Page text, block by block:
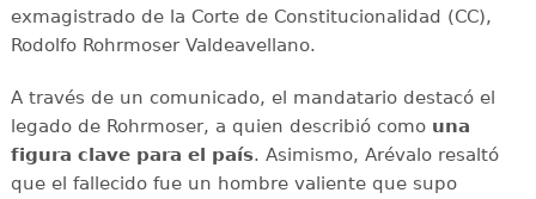
exmagistrado de la Corte de Constitucionalidad (CC),
Rodolfo Rohrmoser Valdeavellano.
A través de un comunicado, el mandatario destacó el
legado de Rohrmoser, a quien describió comouna
figura clave para el país. Asimismo, Arévalo resaltó
que el fallecido fue un hombre valiente que supo